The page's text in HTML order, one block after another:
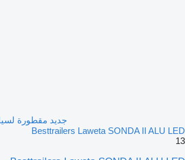
جديد مقطورة
Besttrailers Laweta SONDA II ALU LED
13